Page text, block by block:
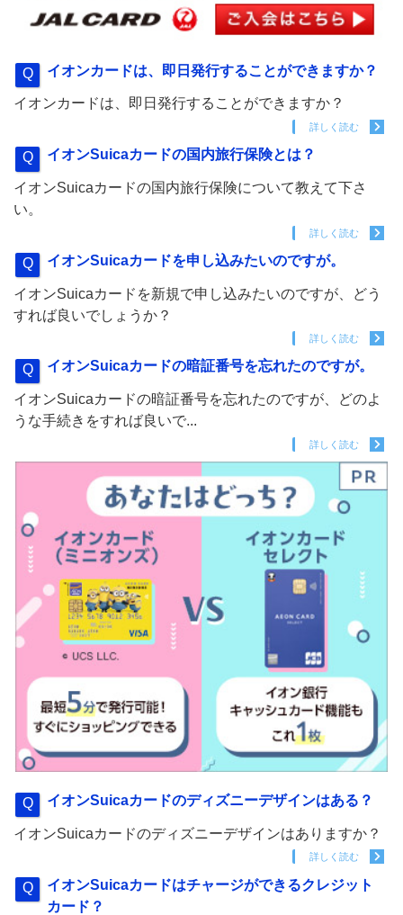
イオンカードは、即日発行することができますか？
イオンカードは、即日発行することができますか？
詳しく読む
イオンSuicaカードの国内旅行保険とは？
イオンSuicaカードの国内旅行保険について教えて下さ
い。
詳しく読む
イオンSuicaカードを申し込みたいのですが。
イオンSuicaカードを新規で申し込みたいのですが、どう
すれば良いでしょうか？
詳しく読む
イオンSuicaカードの暗証番号を忘れたのですが。
イオンSuicaカードの暗証番号を忘れたのですが、どのよ
うな手続きをすれば良いで...
詳しく読む
イオンSuicaカードのディズニーデザインはある？
イオンSuicaカードのディズニーデザインはありますか？
詳しく読む
イオンSuicaカードはチャージができるクレジット
カード？